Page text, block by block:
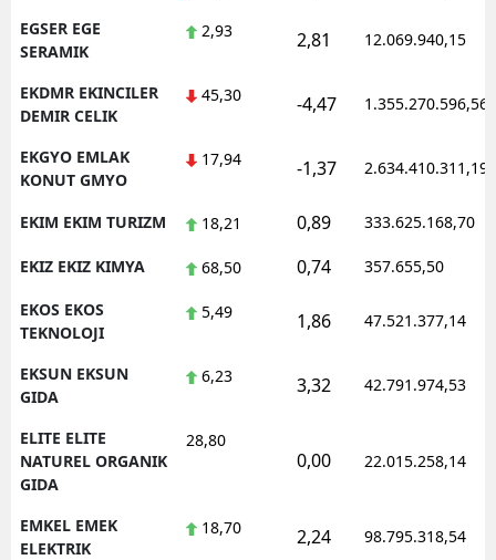
EGSER EGE
SERAMIK
2,93 2,81 12.069.940,15
EKDMR EKINCILER
DEMIR CELIK
45,30 -4,47 1.355.270.596,56
EKGYO EMLAK
KONUT GMYO
17,94 -1,37 2.634.410.311,19
EKIM EKIM TURIZM 18,21 0,89 333.625.168,70
EKIZ EKIZ KIMYA 68,50 0,74 357.655,50
EKOS EKOS
TEKNOLOJI
5,49 1,86 47.521.377,14
EKSUN EKSUN
GIDA
6,23 3,32 42.791.974,53
ELITE ELITE
NATUREL ORGANIK
GIDA
28,80
0,00 22.015.258,14
EMKEL EMEK
ELEKTRIK
18,70 2,24 98.795.318,54